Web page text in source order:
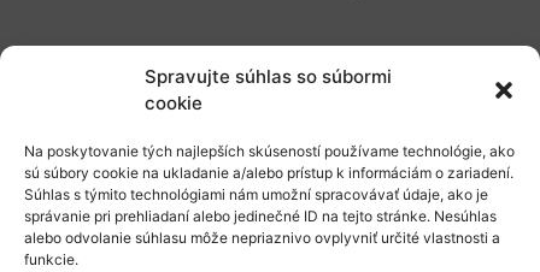
Spravujte súhlas so súbormi
cookie
Na poskytovanie tých najlepších skúseností používame technológie, ako
sú súbory cookie na ukladanie a/alebo prístup k informáciám o zariadení.
Súhlas s týmito technológiami nám umožní spracovávať údaje, ako je
správanie pri prehliadaní alebo jedinečné ID na tejto stránke. Nesúhlas
alebo odvolanie súhlasu môže nepriaznivo ovplyvniť určité vlastnosti a
funkcie.
O nás
Naše služby